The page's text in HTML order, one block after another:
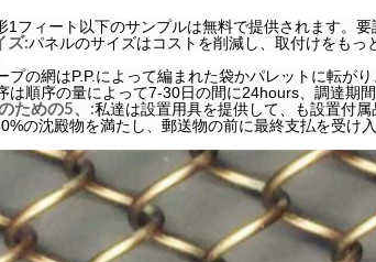
1フィート以下のサンプルは無料で提供されます。
ズ:パネルのサイズはコストを削減し、取付けをも
プの網はP.P.によって編まれた袋かパレットに転がり
は順序の量によって7-30日の間に24hours、調達期
ための5、:私達は設置用具を提供して、も設置付属
の沈殿物を満たし、郵送物の前に最終支払を受け